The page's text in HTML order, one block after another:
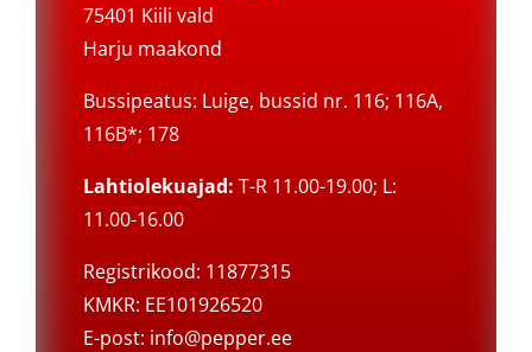
75401 Kiili vald
Harju maakond
Bussipeatus: Luige, bussid nr. 116; 116A,
116B*; 178
Lahtiolekuajad: T-R 11.00-19.00; L:
11.00-16.00
Registrikood: 11877315
KMKR: EE101926520
E-post: info@pepper.ee